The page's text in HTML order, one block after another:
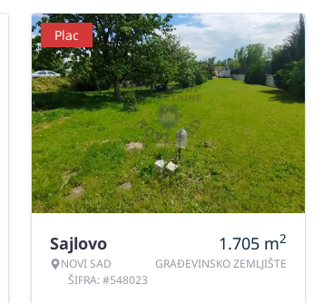
Plac
Sajlovo
NOVI SAD
ŠIFRA: #548023
1.705 m2
GRAĐEVINSKO ZEMLJIŠTE